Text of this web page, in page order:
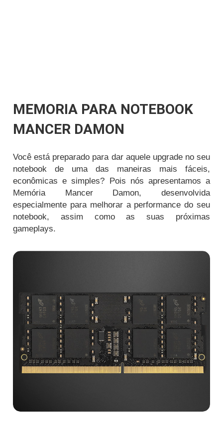
MEMORIA PARA NOTEBOOK
MANCER DAMON
Você está preparado para dar aquele upgrade no seu
notebook de uma das maneiras mais fáceis,
econômicas e simples? Pois nós apresentamos a
Memória Mancer Damon, desenvolvida
especialmente para melhorar a performance do seu
notebook, assim como as suas próximas
gameplays.